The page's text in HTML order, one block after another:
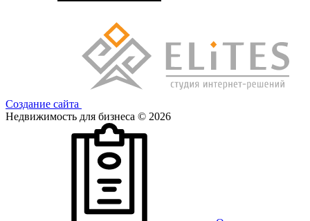
Создание сайта
Недвижимость для бизнеса © 2026